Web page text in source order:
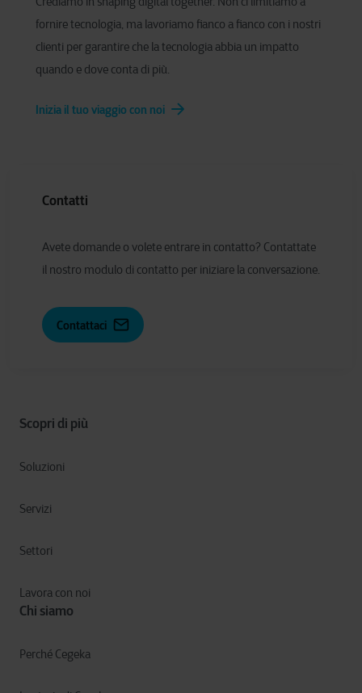
fornire tecnologia, ma lavoriamo fianco a fianco con i nostri
clienti per garantire che la tecnologia abbia un impatto
quando e dove conta di più.
Inizia il tuo viaggio con noi
Scopri di più
Soluzioni
Servizi
Settori
Lavora con noi
Chi siamo
Perché Cegeka
Contatti
Avete domande o volete entrare in contatto? Contattate
il nostro modulo di contatto per iniziare la conversazione.
Contattaci